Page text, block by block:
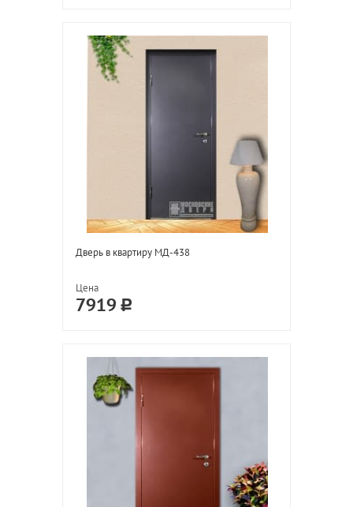
Дверь в квартиру МД-438
Цена
7919